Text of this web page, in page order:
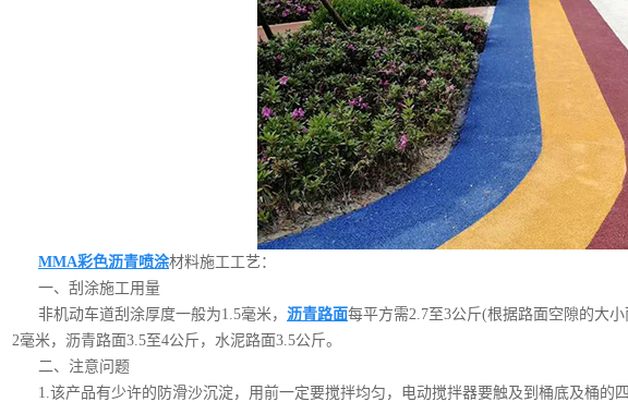
MMA彩色沥青喷涂材料施工工艺：
一、刮涂施工用量
非机动车道刮涂厚度一般为1.5毫米， 沥青路面每平方需2.7至3公斤(根据路面空隙的大
2毫米，沥青路面3.5至4公斤，水泥路面3.5公斤。
二、注意问题
1.该产品有少许的防滑沙沉淀，用前一定要搅拌均匀，电动搅拌器要触及到桶底及桶的四